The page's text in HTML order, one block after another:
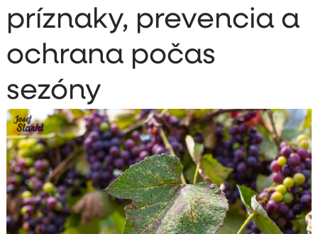
príznaky, prevencia a
ochrana počas
sezóny